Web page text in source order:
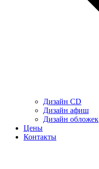
Дизайн CD
Дизайн афиш
Дизайн обложек
Цены
Контакты